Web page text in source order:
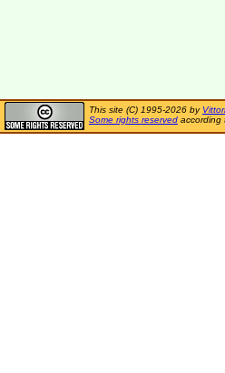
This site (C) 1995-2026 by
Some rights reserved according